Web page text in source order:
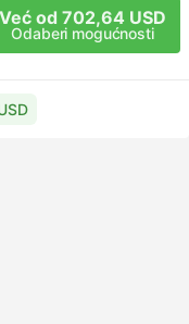
Već od 702,64 USD
Odaberi mogućnosti